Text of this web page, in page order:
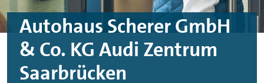
Autohaus Scherer GmbH
& Co. KG Audi Zentrum
Saarbrücken